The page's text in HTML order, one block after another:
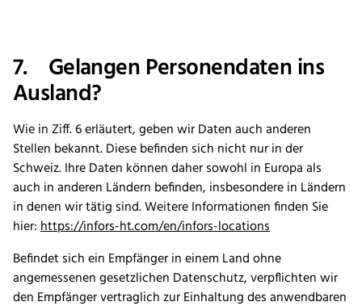
7. Gelangen Personendaten ins
Ausland?
Wie in Ziff. 6 erläutert, geben wir Daten auch anderen
Stellen bekannt. Diese befinden sich nicht nur in der
Schweiz. Ihre Daten können daher sowohl in Europa als
auch in anderen Ländern befinden, insbesondere in Ländern
in denen wir tätig sind. Weitere Informationen finden Sie
hier:https://infors-ht.com/en/infors-locations
Befindet sich ein Empfänger in einem Land ohne
angemessenen gesetzlichen Datenschutz, verpflichten wir
den Empfänger vertraglich zur Einhaltung des anwendbaren